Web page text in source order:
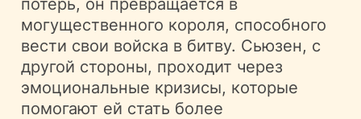
потерь, он превращается в
могущественного короля, способного
вести свои войска в битву. Сьюзен, с
другой стороны, проходит через
эмоциональные кризисы, которые
помогают ей стать более